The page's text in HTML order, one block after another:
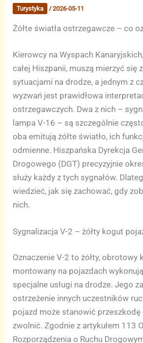
Turystyka /2026-05-11
Żółte światła ostrzegawcze – co
Kierowcy na Wyspach
całej Hiszpanii, muszą mierzyć się
sytuacjami na drodze, a jednym z
wyzwań jest prawidłowa
ostrzegawczych. Dwa z nich –
lampa V-16 – są szczególnie
oba emitują żółte światło, ich
odmienne. Hiszpańska Dyrekcja
Drogowego (DGT) precyzyjnie
służy każdy z tych sygnałów.
wiedzieć, jak się zachować, gdy
nich.
Sygnalizacja V-2 – żółty kogut
Oznaczenie V-2 to żółty, obrotowy
montowany na pojazdach
specjalne usługi na drodze. Jego
ostrzeżenie innych uczestników
pojazd może stanowić przeszkodę
zwolnić. Zgodnie z artykułem 113
Rozporządzenia o Ruchu